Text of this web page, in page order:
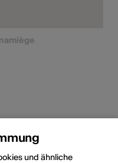
und ähnliche